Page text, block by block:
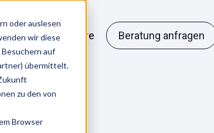
oder auslesen
wir diese
auf
übermittelt.
zu den von
Browser
Über uns & Karriere Beratung anfragen